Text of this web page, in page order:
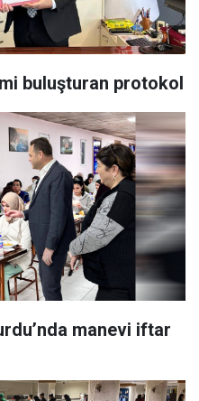
buluşturan protokol
manevi iftar